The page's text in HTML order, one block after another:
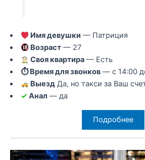
Имя девушки — Патриция
Возраст — 27
Своя квартира — Есть
⏱ Время для звонков— с 14:00
Выезд Да, но такси за Ваш
✓ Анал — да
Подробнее